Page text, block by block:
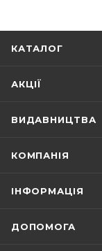
КАТАЛОГ
АКЦІЇ
ВИДАВНИЦТВА
КОМПАНІЯ
ІНФОРМАЦІЯ
ДОПОМОГА